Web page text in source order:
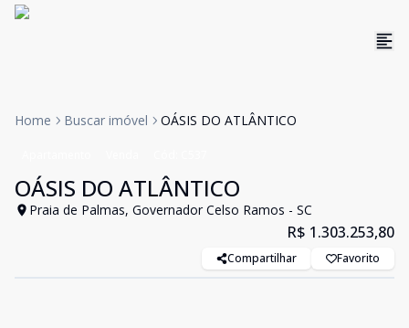
Home Buscar imóvel OÁSIS DO ATLÂNTICO
OÁSIS DO ATLÂNTICO
Praia de Palmas, Governador Celso Ramos - SC
R$ 1.303.253,80
Compartilhar Favorito